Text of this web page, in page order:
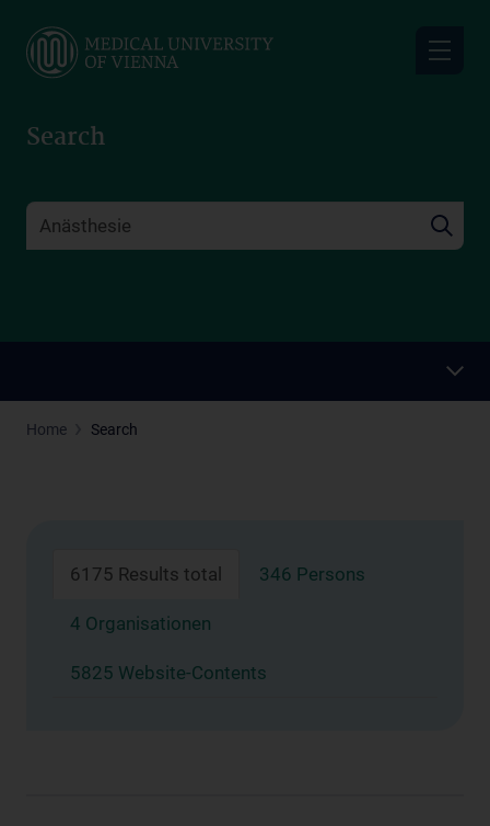
main
Search
Home Search
6175 Results total 346 Persons
4 Organisationen
5825 Website-Contents